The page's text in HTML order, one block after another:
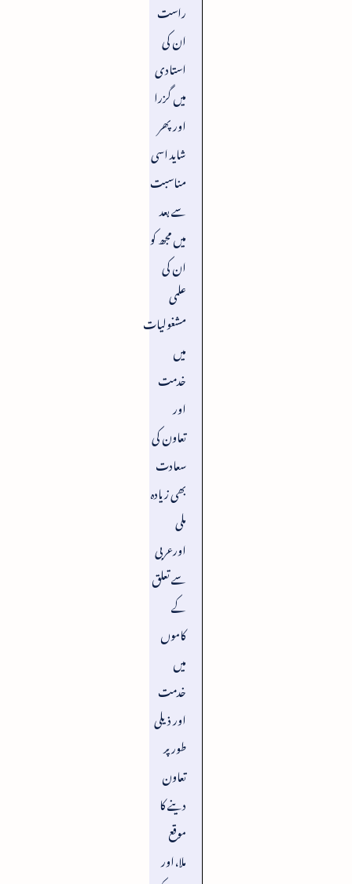
راست
ان کی
استادی
میں گزرا
اورپھر
شاید اسی
مناسبت
سے بعد
میں مجھ کو
ان کی
علمی
مشغولیات
میں
خدمت
اور
تعاون کی
سعادت
بھی زیادہ
ملی
اورعربی
سے تعلق
کے
کاموں
میں
خدمت
اور ذیلی
طورپر
تعاون
دینے کا
موقع
ملا،اور